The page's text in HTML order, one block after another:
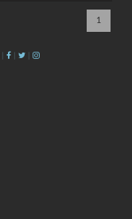
1
| |